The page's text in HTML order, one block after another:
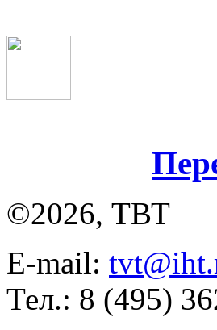
©2026, ТВТ
E-mail:
Тел.: 8 (495)